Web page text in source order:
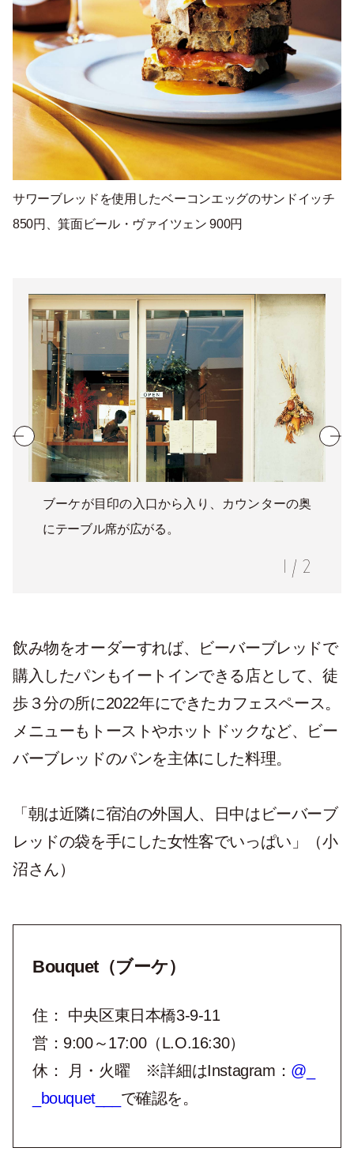
サワーブレッドを使用したベーコンエッグのサンドイッチ
850円、箕面ビール・ヴァイツェン 900円
ブーケが目印の入口から入り、カウンターの奥
にテーブル席が広がる。
1 / 2
飲み物をオーダーすれば、ビーバーブレッドで
購入したパンもイートインできる店として、徒
歩３分の所に2022年にできたカフェスペース。
メニューもトーストやホットドックなど、ビー
バーブレッドのパンを主体にした料理。
「朝は近隣に宿泊の外国人、日中はビーバーブ
レッドの袋を手にした女性客でいっぱい」（小
沼さん）
Bouquet（ブーケ）
住： 中央区東日本橋3-9-11
営：9:00～17:00（L.O.16:30）
休： 月・火曜 ※詳細はInstagram： @_
_bouquet___ で確認を。